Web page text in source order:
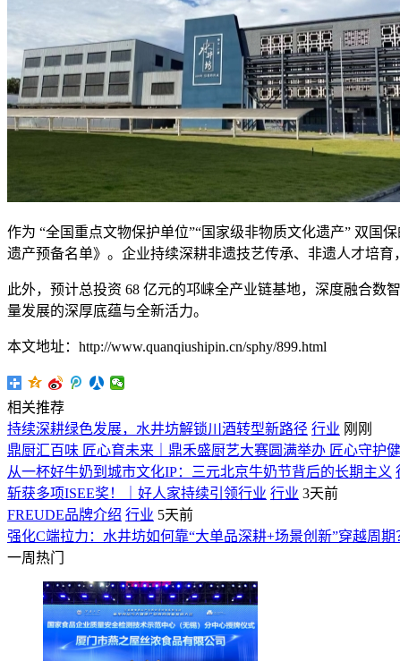
作为 “全国重点文物保护单位”“国家级非物质文化遗产” 双国
遗产预备名单》。企业持续深耕非遗技艺传承、非遗人才培
此外，预计总投资 68 亿元的邛崃全产业链基地，深度融合
量发展的深厚底蕴与全新活力。
本文地址：http://www.quanqiushipin.cn/sphy/899.html
相关推荐
持续深耕绿色发展，水井坊解锁川酒转型新路径 行业 刚刚
鼎厨汇百味 匠心育未来｜鼎禾盛厨艺大赛圆满举办 匠心守护
从一杯好牛奶到城市文化IP：三元北京牛奶节背后的长期主义
斩获多项ISEE奖！｜好人家持续引领行业 行业 3天前
FREUDE品牌介绍 行业 5天前
强化C端拉力：水井坊如何靠“大单品深耕+场景创新”穿越周期
一周热门